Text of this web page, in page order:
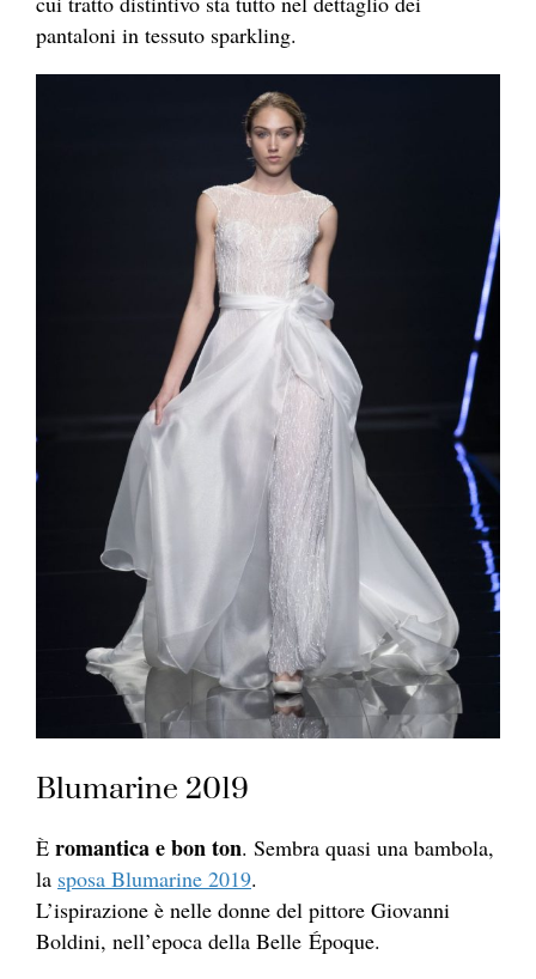
pantaloni in tessuto sparkling.
Blumarine 2019
È romantica e bon ton. Sembra quasi una bambola,
la sposa Blumarine 2019.
L’ispirazione è nelle donne del pittore Giovanni
Boldini, nell’epoca della Belle Époque.